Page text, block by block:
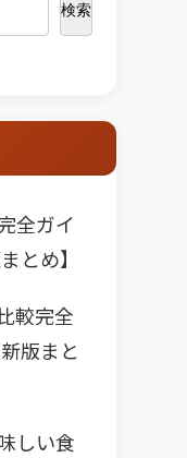
検索
全ガイ
とめ】
較完全
版まと
しい食